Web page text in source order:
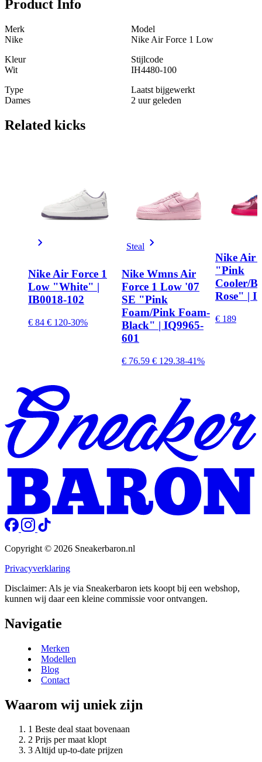
Product Info
Merk
Nike
Model
Nike Air Force 1 Low
Kleur
Wit
Stijlcode
IH4480-100
Type
Dames
Laatst bijgewerkt
2 uur geleden
Related kicks
Nike Air Force 1
Low "White" |
IB0018-102
€ 84 € 120-30%
Steal
Nike Wmns Air
Force 1 Low '07
SE "Pink
Foam/Pink Foam-
Black" | IQ9965-
601
€ 76.59 € 129.38-41%
Nike Air
"Pink
Cooler/
Rose" |
€ 189
Copyright © 2026 Sneakerbaron.nl
Privacyverklaring
Disclaimer: Als je via Sneakerbaron iets koopt bij een webshop,
kunnen wij daar een kleine commissie voor ontvangen.
Navigatie
Merken
Modellen
Blog
Contact
Waarom wij uniek zijn
Beste deal staat bovenaan
Prijs per maat klopt
Altijd up-to-date prijzen